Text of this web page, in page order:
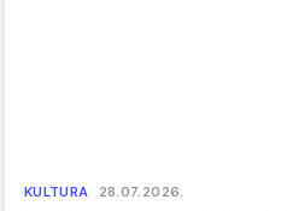
KULTURA 28.07.2026.